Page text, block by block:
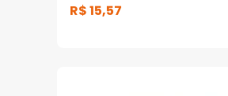
R$15,57